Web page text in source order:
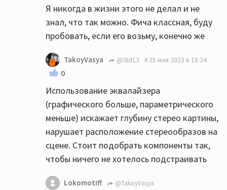
Я никогда в жизни этого не делал и не
знал, что так можно. Фича классная, буду
пробовать, если его возьму, конечно же
TakoyVasya @Std13 25 мая 2023 в 18:34
0
Использование эквалайзера
(графического больше, параметрического
меньше) искажает глубину стерео картины,
нарушает расположение стереообразов на
сцене. Стоит подобрать компоненты так,
чтобы ничего не хотелось подстраивать
Lokomotiff
@TakoyVasya